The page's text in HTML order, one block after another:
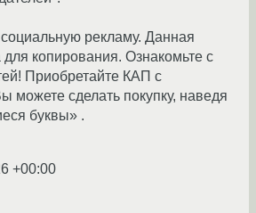
рекламу. Данная
копирования. Ознакомьте с
Приобретайте КАП с
можете сделать покупку, наведя
буквы» .
+00:00